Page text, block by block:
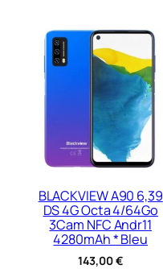
BLACKVIEW A90 6,39
DS 4G Octa 4/64Go
3Cam NFC Andr11
4280mAh * Bleu
143,00€